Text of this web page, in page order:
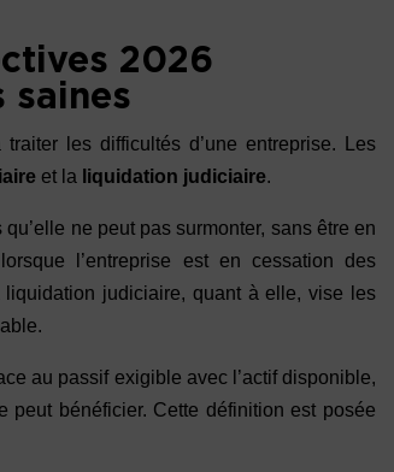
2026
saines
les difficultés d’une entreprise. Les
et la liquidation judiciaire.
ne peut pas surmonter, sans être en
l’entreprise est en cessation des
judiciaire, quant à elle, vise les
au passif exigible avec l’actif disponible,
peut bénéficier. Cette définition est posée